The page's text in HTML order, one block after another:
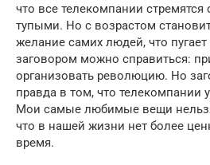
что все телекомпании стремятся
тупыми. Но с возрастом
желание самих людей, что
заговором можно справиться:
организовать революцию. Но
правда в том, что телекомпании
Мои самые любимые вещи
что в нашей жизни нет более
время.